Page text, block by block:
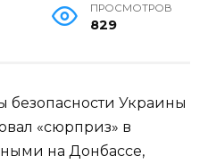
ПРОСМОТРОВ
829
безопасности Украины
«сюрприз» в
на Донбассе,